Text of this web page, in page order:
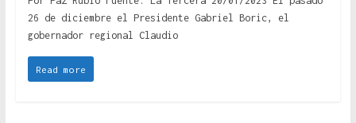
26 de diciembre el Presidente Gabriel Boric, el
gobernador regional Claudio
Read more